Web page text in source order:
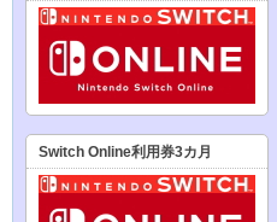
Switch Online利用券3カ月